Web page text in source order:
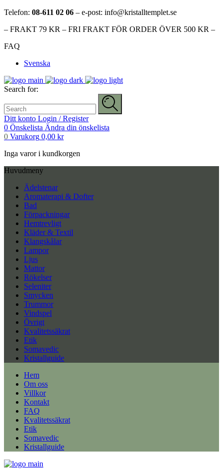
Telefon: 08-611 02 06 – e-post: info@kristalltemplet.se
– FRAKT 79 KR – FRI FRAKT FÖR ORDER ÖVER 500 KR –
FAQ
Svenska
Search for:
Ditt konto Login / Register
0 Önskelista Ändra din önskelista
0 Varukorg 0,00 kr
Inga varor i kundkorgen
Huvudmeny
Ädelstenar
Aromaterapi & Dofter
Bad
Förpackningar
Hemtrevligt
Kläder & Textil
Klangskålar
Lampor
Ljus
Mattor
Rökelser
Seleniter
Smycken
Trummor
Vindspel
Övrigt
Kvalitetssäkrat
Etik
Somavedic
Kristallguide
Hem
Om oss
Villkor
Kontakt
FAQ
Kvalitetssäkrat
Etik
Somavedic
Kristallguide